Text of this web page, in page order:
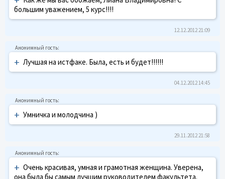
большим уважением, 5 курс!!!!
12.12.2012 21:09
+ Лучшая на истфаке. Была, есть и будет!!!!!!
04.12.2012 14:45
+ Умничка и молодчина )
29.11.2012 21:58
+ Очень красивая, умная и грамотная женщина. Уверена,
она была бы самым лучшим руководителем факультета.